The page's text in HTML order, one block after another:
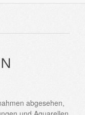
abgesehen,